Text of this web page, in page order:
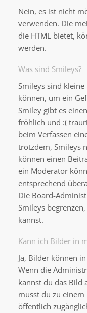
Nein, es ist nicht
verwenden. Die
die HTML bietet,
werden.
Was sind Smileys?
Smileys sind
können, um ein
Smiley gibt es
fröhlich und :(
beim Verfassen
trotzdem, Smileys
können einen
ein Moderator
entsprechend
Die Board-
Smileys
kannst.
Kann ich Bilder in
Ja, Bilder können
Wenn die
kannst du das Bild
musst du zu
öffentlich